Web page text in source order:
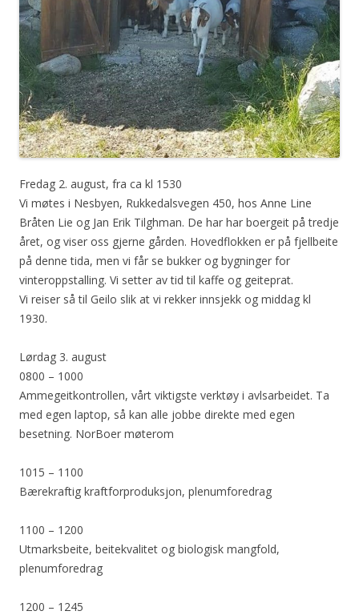
Fredag 2. august, fra ca kl 1530
Vi møtes i Nesbyen, Rukkedalsvegen 450, hos Anne Line
Bråten Lie og Jan Erik Tilghman. De har har boergeit på tredje
året, og viser oss gjerne gården. Hovedflokken er på fjellbeite
på denne tida, men vi får se bukker og bygninger for
vinteroppstalling. Vi setter av tid til kaffe og geiteprat.
Vi reiser så til Geilo slik at vi rekker innsjekk og middag kl
1930.
Lørdag 3. august
0800 – 1000
Ammegeitkontrollen, vårt viktigste verktøy i avlsarbeidet. Ta
med egen laptop, så kan alle jobbe direkte med egen
besetning. NorBoer møterom
1015 – 1100
Bærekraftig kraftforproduksjon, plenumforedrag
1100 – 1200
Utmarksbeite, beitekvalitet og biologisk mangfold,
plenumforedrag
1200 – 1245